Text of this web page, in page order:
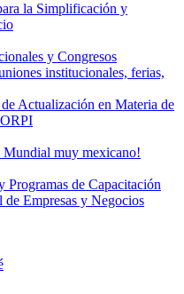
la Simplificación y
y Congresos
institucionales, ferias,
Actualización en Materia de
Mundial muy mexicano!
Programas de Capacitación
Empresas y Negocios